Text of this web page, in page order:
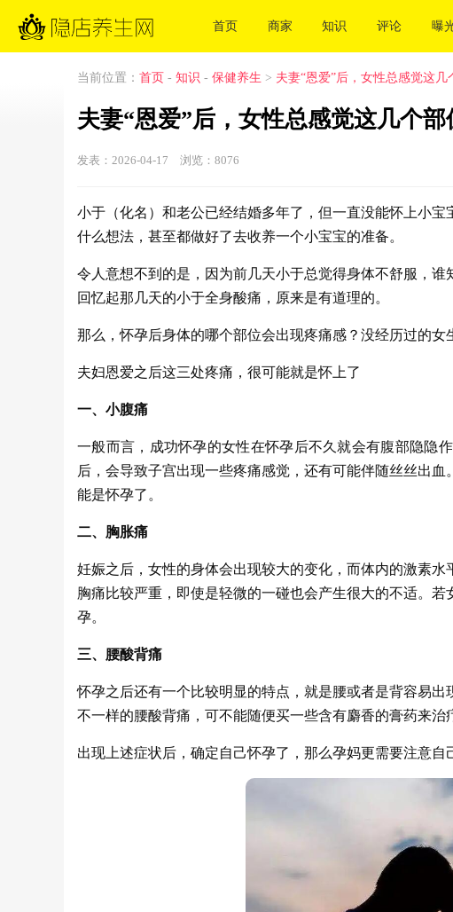
首页 商家 知识 评论 曝
当前位置： 首页 - 知识 - 保健养生 > 夫妻“恩爱”后，女性总感觉这
夫妻“恩爱”后，女性总感觉这几个
发表：2026-04-17 浏览： 8076
小于（化名）和老公已经结婚多年了，但一直没能怀上小
什么想法，甚至都做好了去收养一个小宝宝的准备。
令人意想不到的是，因为前几天小于总觉得身体不舒服，
回忆起那几天的小于全身酸痛，原来是有道理的。
那么，怀孕后身体的哪个部位会出现疼痛感？没经历过的女
夫妇恩爱之后这三处疼痛，很可能就是怀上了
一、小腹痛
一般而言，成功怀孕的女性在怀孕后不久就会有腹部隐隐
后，会导致子宫出现一些疼痛感觉，还有可能伴随丝丝出
能是怀孕了。
二、胸胀痛
妊娠之后，女性的身体会出现较大的变化，而体内的激素
胸痛比较严重，即使是轻微的一碰也会产生很大的不适。
孕。
三、腰酸背痛
怀孕之后还有一个比较明显的特点，就是腰或者是背容易
不一样的腰酸背痛，可不能随便买一些含有麝香的膏药来治
出现上述症状后，确定自己怀孕了，那么孕妈更需要注意自